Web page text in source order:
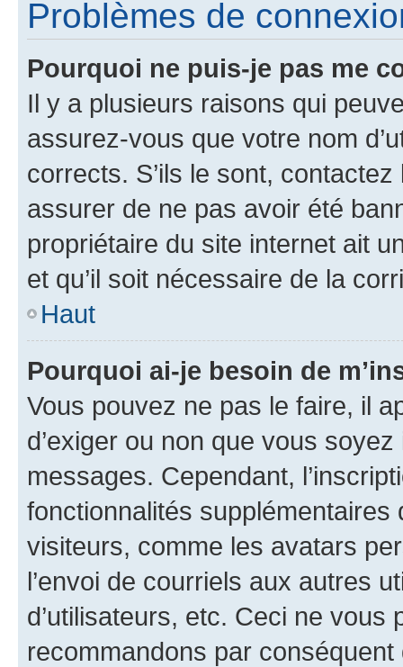
Problèmes de
Pourquoi ne puis-je pas me
Il y a plusieurs raisons qui
assurez-vous que votre nom
corrects. S’ils le sont,
assurer de ne pas avoir été
propriétaire du site internet ait
et qu’il soit nécessaire de la
Haut
Pourquoi ai-je besoin de
Vous pouvez ne pas le faire, il
d’exiger ou non que vous
messages. Cependant,
fonctionnalités
visiteurs, comme les avatars
l’envoi de courriels aux autres
d’utilisateurs, etc. Ceci ne vous
recommandons par conséquent